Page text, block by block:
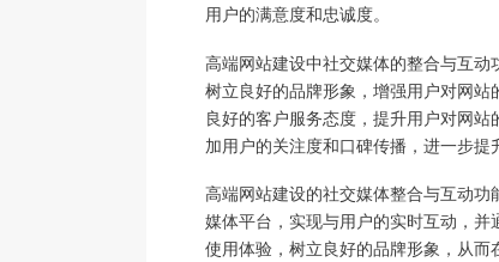
用户的满意度和忠诚度。
高端网站建设中社交媒体的整合与互
树立良好的品牌形象，增强用户对网
良好的客户服务态度，提升用户对网
加用户的关注度和口碑传播，进一步提
高端网站建设的社交媒体整合与互动
媒体平台，实现与用户的实时互动，
使用体验，树立良好的品牌形象，从而